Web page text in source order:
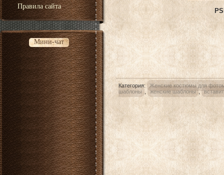
Правила сайта
Мини-чат
Категория:
Женские костюмы для
шаблоны
женские шаблоны ,